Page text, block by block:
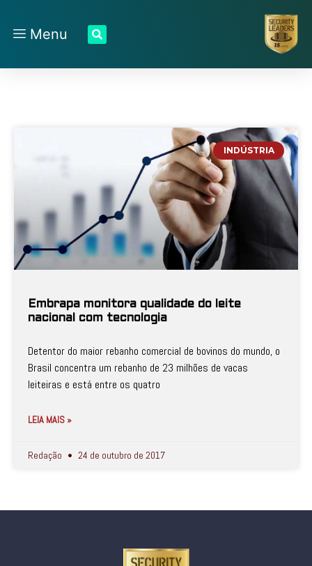
Menu
INDÚSTRIA
Embrapa monitora qualidade do leite
nacional com tecnologia
Detentor do maior rebanho comercial de bovinos do mundo, o
Brasil concentra um rebanho de 23 milhões de vacas
leiteiras e está entre os quatro
LEIA MAIS »
Redação 24 de outubro de 2017